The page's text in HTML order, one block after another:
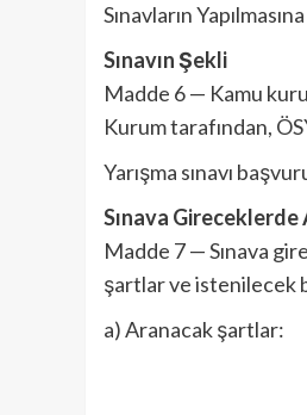
Sınavların
Sınavın Şekli
Madde 6 — Kamu
Kurum tarafından,
Yarışma sınavı
Sınava
Madde 7 — Sınava
şartlar ve istenilecek
a) Aranacak şartlar: